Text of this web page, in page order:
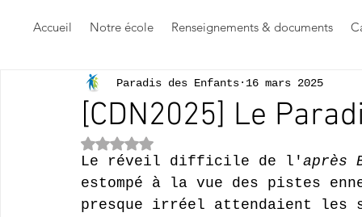
Accueil Notre école Renseignements & documents
[CDN2025] Le
Paradis des Enfants 16 mars 2025
Noté NaN étoiles sur 5.
Le réveil difficile de l' après
estompé à la vue des pistes
presque irréel attendaient les